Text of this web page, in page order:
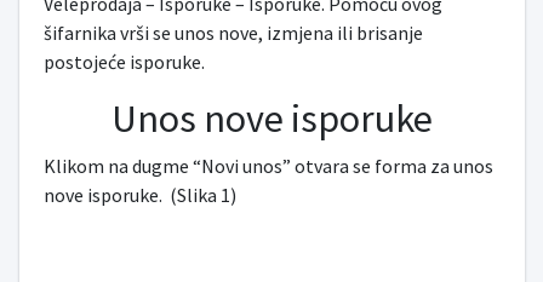
šifarnika vrši se unos nove, izmjena ili brisanje
postojeće isporuke.
Unos nove isporuke
Klikom na dugme “Novi unos” otvara se forma za unos
nove isporuke. (Slika 1)